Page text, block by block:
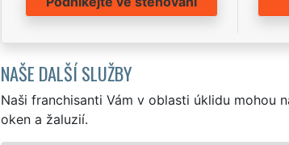
NAŠE DALŠÍ SLUŽBY
Naši franchisanti Vám v oblasti úklidu mohou
oken a žaluzií.